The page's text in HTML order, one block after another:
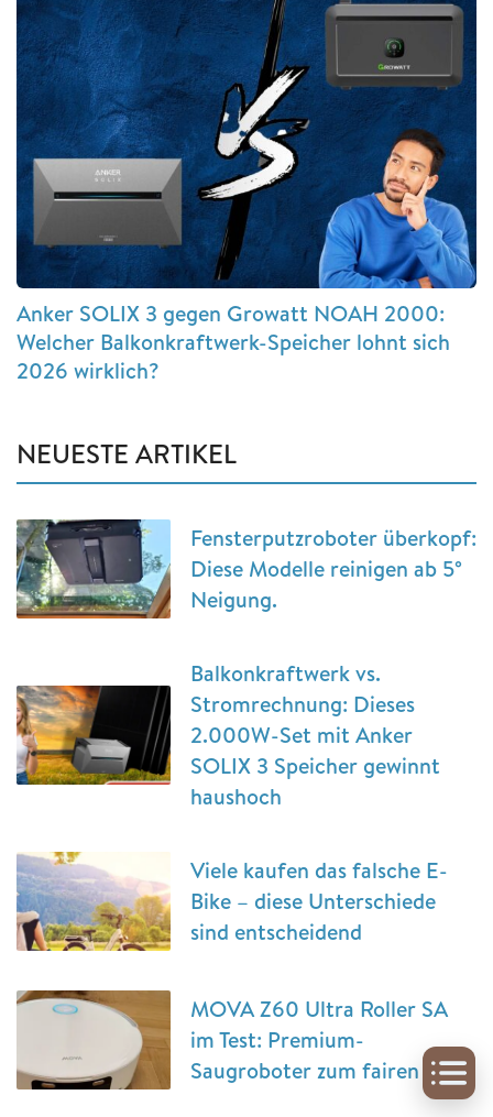
Anker SOLIX 3 gegen Growatt NOAH 2000:
Welcher Balkonkraftwerk-Speicher lohnt sich
2026 wirklich?
NEUESTE ARTIKEL
Fensterputzroboter überkopf:
Diese Modelle reinigen ab 5°
Neigung.
Balkonkraftwerk vs.
Stromrechnung: Dieses
2.000W-Set mit Anker
SOLIX 3 Speicher gewinnt
haushoch
Viele kaufen das falsche E-
Bike – diese Unterschiede
sind entscheidend
MOVA Z60 Ultra Roller SA
im Test: Premium-
Saugroboter zum fairen Preis